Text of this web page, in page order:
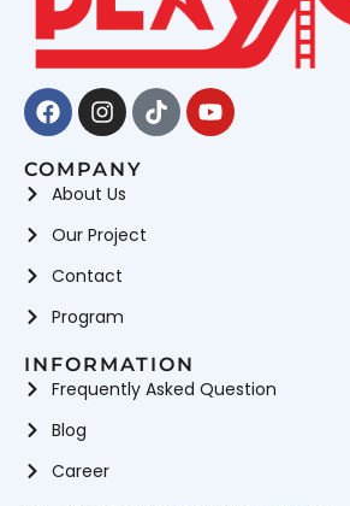
Facebook
Instagram
TiktokYoutube
COMPANY
About Us
Our Project
Contact
Program
INFORMATION
Frequently Asked Question
Blog
Career